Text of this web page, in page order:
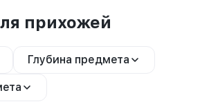
прихожей
Глубина предмета